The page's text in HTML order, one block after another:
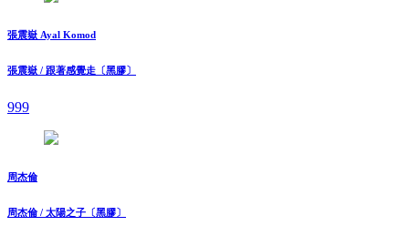
張震嶽 Ayal Komod
張震嶽 / 跟著感覺走〔黑膠〕
999
周杰倫
周杰倫 / 太陽之子〔黑膠〕